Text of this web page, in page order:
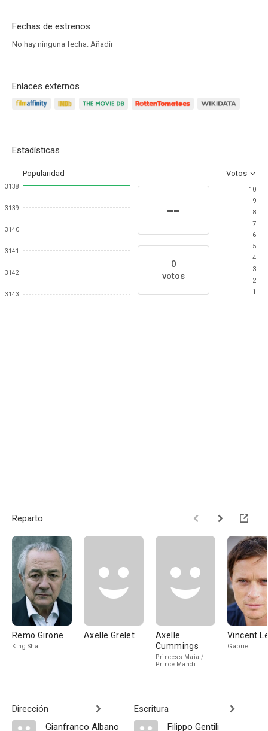
Fechas de estrenos
No hay ninguna fecha. Añadir
Enlaces externos
Estadísticas
Popularidad Votos
3138
3139
3140
3141
3142
3143
--
0
votos
10
9
8
7
6
5
4
3
2
1
Reparto
Remo Girone
King Shai
Axelle Grelet
Axelle
Cummings
Princess Maia /
Prince Mandi
Vincent
Gabriel
Dirección
Gianfranco Albano
Escritura
Filippo Gentili